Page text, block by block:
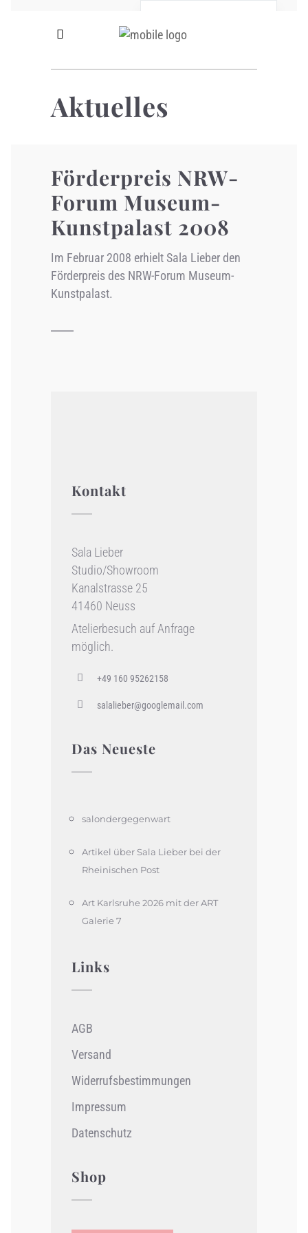
Aktuelles
Förderpreis NRW-
Forum Museum-
Kunstpalast 2008
Im Februar 2008 erhielt Sala Lieber den
Förderpreis des NRW-Forum Museum-
Kunstpalast.
Kontakt
Sala Lieber
Studio/Showroom
Kanalstrasse 25
41460 Neuss
Atelierbesuch auf Anfrage
möglich.
+49 160 95262158
salalieber@googlemail.com
Das Neueste
salondergegenwart
Artikel über Sala Lieber bei der
Rheinischen Post
Art Karlsruhe 2026 mit der ART
Galerie 7
Links
AGB
Versand
Widerrufsbestimmungen
Impressum
Datenschutz
Shop